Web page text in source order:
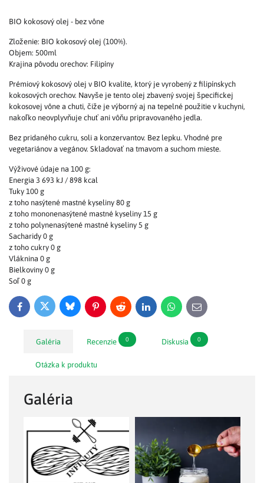
BIO kokosový olej - bez vône
Zloženie: BIO kokosový olej (100%).
Objem: 500ml
Krajina pôvodu orechov: Filipíny
Prémiový kokosový olej v BIO kvalite, ktorý je vyrobený z filipínskych
kokosových orechov. Navyše je tento olej zbavený svojej špecifickej
kokosovej vône a chuti, čiže je výborný aj na tepelné použitie v kuchyni,
nakoľko neovplyvňuje chuť ani vôňu pripravovaného jedla.
Bez pridaného cukru, soli a konzervantov. Bez lepku. Vhodné pre
vegetariánov a vegánov. Skladovať na tmavom a suchom mieste.
Výživové údaje na 100 g:
Energia 3 693 kJ / 898 kcal
Tuky 100 g
z toho nasýtené mastné kyseliny 80 g
z toho mononenasýtené mastné kyseliny 15 g
z toho polynenasýtené mastné kyseliny 5 g
Sacharidy 0 g
z toho cukry 0 g
Vláknina 0 g
Bielkoviny 0 g
Soľ 0 g
FacebookTwitter BlueskyPinterestReddit LinkedInWhatsApp
E-
mail
Galéria Recenzie 0 Diskusia 0
Otázka k produktu
Galéria